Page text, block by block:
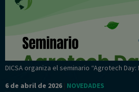
DICSA organiza el seminario “Agrotech
6 de abril de 2026 | NOVEDADES